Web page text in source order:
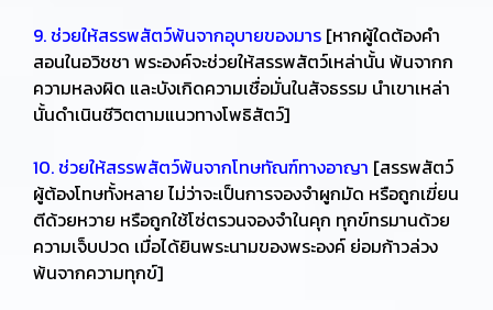
9. ช่วยให้สรรพสัตว์พ้นจากอุบายของมาร [หากผู้ใดต้องคำ
สอนในอวิชชา พระองค์จะช่วยให้สรรพสัตว์เหล่านั้น พ้นจากก
ความหลงผิด และบังเกิดความเชื่อมั่นในสัจธรรม นำเขาเหล่า
นั้นดำเนินชีวิตตามแนวทางโพธิสัตว์]
10. ช่วยให้สรรพสัตว์พ้นจากโทษทัณฑ์ทางอาญา [สรรพสัตว์
ผู้ต้องโทษทั้งหลาย ไม่ว่าจะเป็นการจองจำผูกมัด หรือถูกเฆี่ยน
ตีด้วยหวาย หรือถูกใช้โซ่ตรวนจองจำในคุก ทุกข์ทรมานด้วย
ความเจ็บปวด เมื่อได้ยินพระนามของพระองค์ ย่อมก้าวล่วง
พ้นจากความทุกข์]